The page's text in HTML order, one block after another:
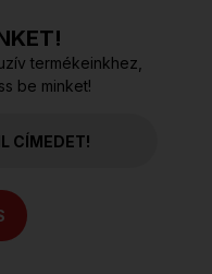
termékeinkhez,
be minket!